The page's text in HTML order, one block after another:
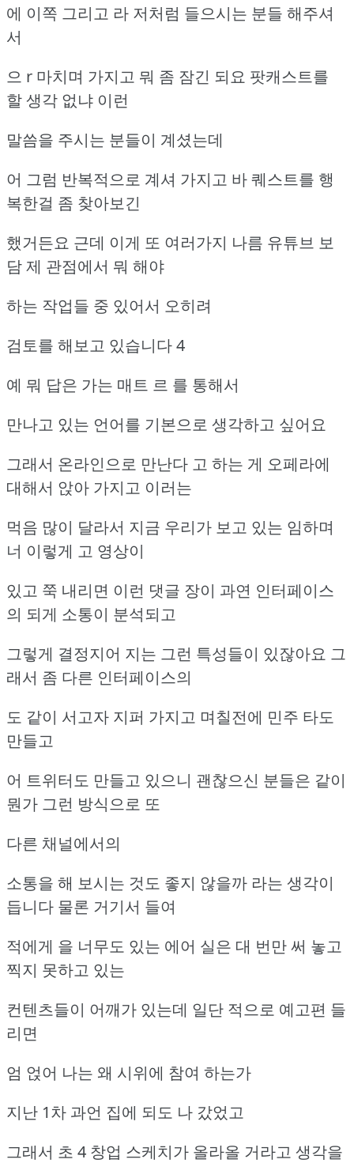
에 이쪽 그리고 라 저처럼 들으시는 분들 해주셔
서
으 r 마치며 가지고 뭐 좀 잠긴 되요 팟캐스트를
할 생각 없냐 이런
말씀을 주시는 분들이 계셨는데
어 그럼 반복적으로 계셔 가지고 바 퀘스트를 행
복한걸 좀 찾아보긴
했거든요 근데 이게 또 여러가지 나름 유튜브 보
담 제 관점에서 뭐 해야
하는 작업들 중 있어서 오히려
검토를 해보고 있습니다 4
예 뭐 답은 가는 매트 르 를 통해서
만나고 있는 언어를 기본으로 생각하고 싶어요
그래서 온라인으로 만난다 고 하는 게 오페라에
대해서 앉아 가지고 이러는
먹음 많이 달라서 지금 우리가 보고 있는 임하며
너 이렇게 고 영상이
있고 쭉 내리면 이런 댓글 장이 과연 인터페이스
의 되게 소통이 분석되고
그렇게 결정지어 지는 그런 특성들이 있잖아요 그
래서 좀 다른 인터페이스의
도 같이 서고자 지퍼 가지고 며칠전에 민주 타도
만들고
어 트위터도 만들고 있으니 괜찮으신 분들은 같이
뭔가 그런 방식으로 또
다른 채널에서의
소통을 해 보시는 것도 좋지 않을까 라는 생각이
듭니다 물론 거기서 들여
적에게 을 너무도 있는 에어 실은 대 번만 써 놓고
찍지 못하고 있는
컨텐츠들이 어깨가 있는데 일단 적으로 예고편 들
리면
엄 얹어 나는 왜 시위에 참여 하는가
지난 1차 과언 집에 되도 나 갔었고
그래서 초 4 창업 스케치가 올라올 거라고 생각을